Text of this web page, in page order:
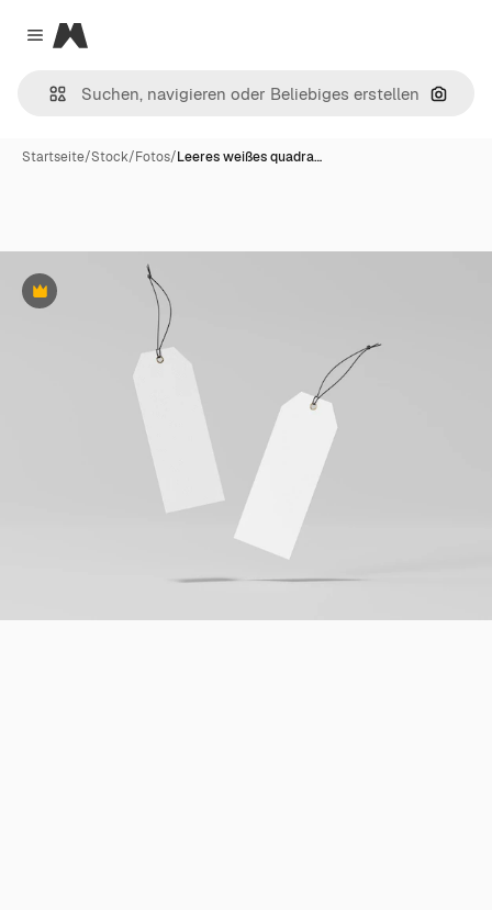
Close menu
Magnific
Nach
Startseite/Stock/Fotos/Leeres weißes quadra…
Premium